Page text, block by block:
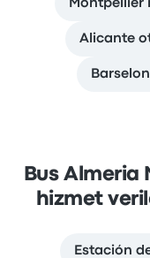
Montpellier
Alicante
Bus Almeria
hizmet
Estación